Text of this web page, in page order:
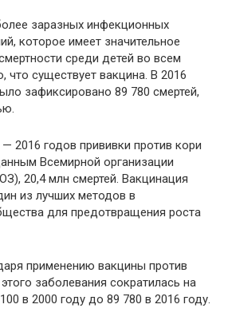
заразных инфекционных
которое имеет значительное
среди детей во всем
что существует вакцина. В 2016
зафиксировано 89 780 смертей,
2016 годов прививки против кори
Всемирной организации
20,4 млн смертей. Вакцинация
из лучших методов в
для предотвращения роста
применению вакцины против
заболевания сократилась на
в 2000 году до 89 780 в 2016 году.